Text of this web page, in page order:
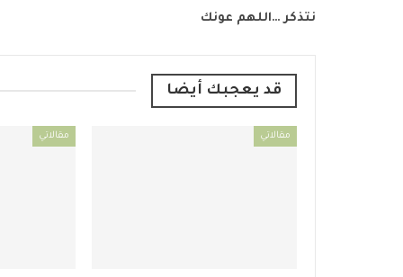
نتذكر …اللهم عونك
قد يعجبك أيضا
مقالاتي مقالاتي